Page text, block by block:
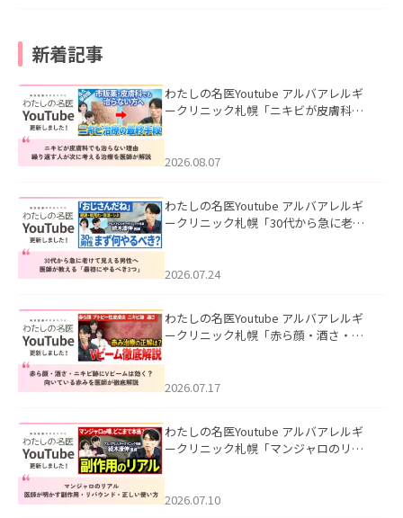
新着記事
わたしの名医Youtube アルバアレルギ
ークリニック札幌「ニキビが皮膚科で
ました。
2026.08.07
わたしの名医Youtube アルバアレルギ
ークリニック札幌「30代から急に老け
た。
2026.07.24
わたしの名医Youtube アルバアレルギ
ークリニック札幌「赤ら顔・酒さ・ニ
した。
2026.07.17
わたしの名医Youtube アルバアレルギ
ークリニック札幌「マンジャロのリア
た。
2026.07.10